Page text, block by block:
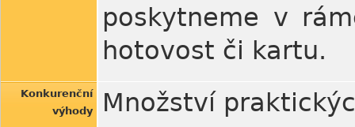
poskytneme v
hotovost či kartu.
Konkurenční
výhody
Množství